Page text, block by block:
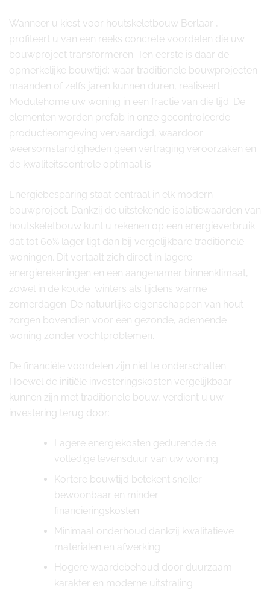
Wanneer u kiest voor houtskeletbouw Berlaar ,
profiteert u van een reeks concrete voordelen die uw
bouwproject transformeren. Ten eerste is daar de
opmerkelijke bouwtijd: waar traditionele bouwprojecten
maanden of zelfs jaren kunnen duren, realiseert
Modulehome uw woning in een fractie van die tijd. De
elementen worden prefab in onze gecontroleerde
productieomgeving vervaardigd, waardoor
weersomstandigheden geen vertraging veroorzaken en
de kwaliteitscontrole optimaal is.
Energiebesparing staat centraal in elk modern
bouwproject. Dankzij de uitstekende isolatiewaarden van
houtskeletbouw kunt u rekenen op een energieverbruik
dat tot 60% lager ligt dan bij vergelijkbare traditionele
woningen. Dit vertaalt zich direct in lagere
energierekeningen en een aangenamer binnenklimaat,
zowel in de koude winters als tijdens warme
zomerdagen. De natuurlijke eigenschappen van hout
zorgen bovendien voor een gezonde, ademende
woning zonder vochtproblemen.
De financiële voordelen zijn niet te onderschatten.
Hoewel de initiële investeringskosten vergelijkbaar
kunnen zijn met traditionele bouw, verdient u uw
investering terug door:
Lagere energiekosten gedurende de
volledige levensduur van uw woning
Kortere bouwtijd betekent sneller
bewoonbaar en minder
financieringskosten
Minimaal onderhoud dankzij kwalitatieve
materialen en afwerking
Hogere waardebehoud door duurzaam
karakter en moderne uitstraling